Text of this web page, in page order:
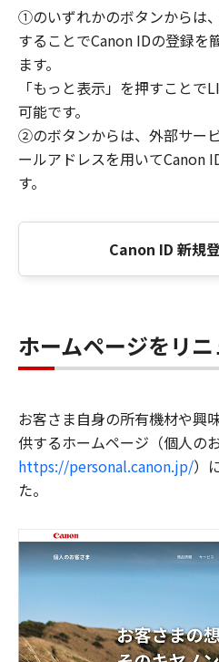
①のいずれかのボタンからは
することでCanon IDの登録を
ます。
「もっと表示」を押すことで
可能です。
②のボタンからは、外部サー
ールアドレスを用いてCanon
す。
Canon ID 新規
ホームページをリ
お客さま自身の所有機材や興
供するホームページ（個人の
https://personal.canon.jp/）
た。